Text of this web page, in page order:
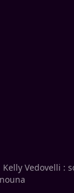
Kelly Vedovelli :